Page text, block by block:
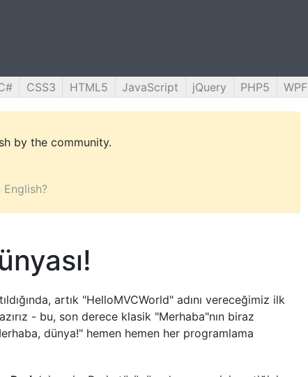
CSS3 HTML5 JavaScript jQuery PHP5 WPF
by the community.
artık "HelloMVCWorld" adını vereceğimiz ilk
- bu, son derece klasik "Merhaba"nın biraz
dünya!" hemen hemen her programlama